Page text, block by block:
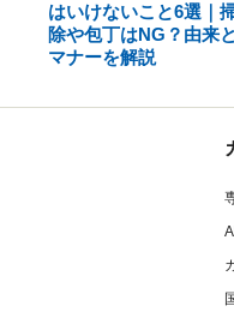
はいけないこと6選｜
除や包丁はNG？由来と
マナーを解説